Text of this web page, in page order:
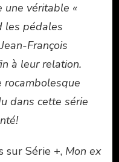
une véritable «
les pédales
François
à leur relation.
rocambolesque
dans cette série
sur Série +, Mon ex